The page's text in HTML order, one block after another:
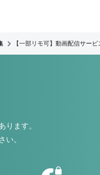
【一部リモ可】動画配信サー
ります。
い。